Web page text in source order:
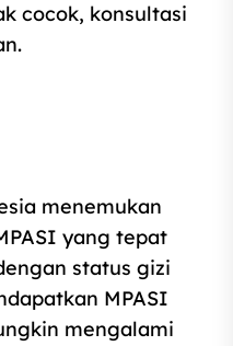
cocok, konsultasi
menemukan
yang tepat
status gizi
MPASI
mengalami